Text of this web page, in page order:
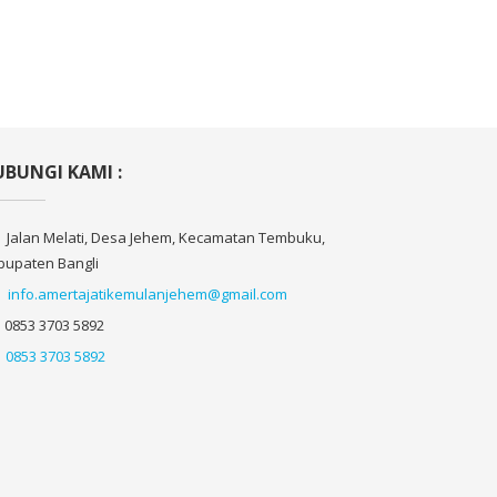
KAMI :
Jalan Melati, Desa Jehem, Kecamatan Tembuku,
Bangli
info.amertajatikemulanjehem@gmail.com
0853 3703 5892
0853 3703 5892